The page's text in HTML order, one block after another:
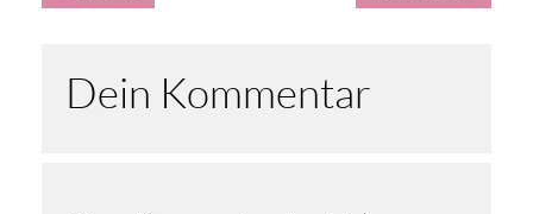
Dein Kommentar